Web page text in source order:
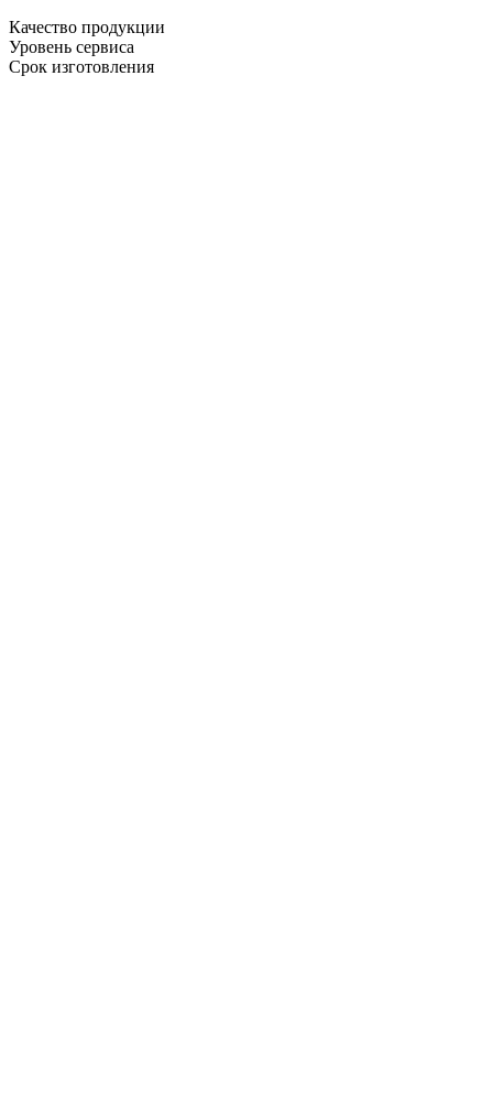
Качество продукции
Уровень сервиса
Срок изготовления